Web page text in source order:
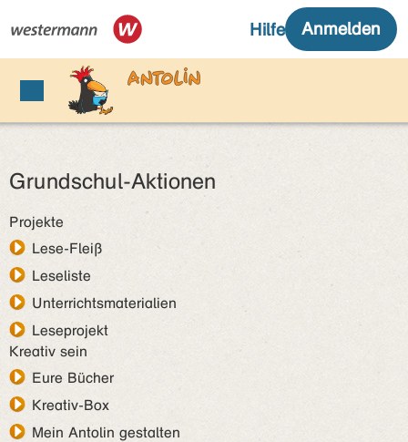
Grundschul-Aktionen
Projekte
Lese-Fleiß
Leseliste
Unterrichtsmaterialien
Leseprojekt
Kreativ sein
Eure Bücher
Kreativ-Box
Mein Antolin gestalten